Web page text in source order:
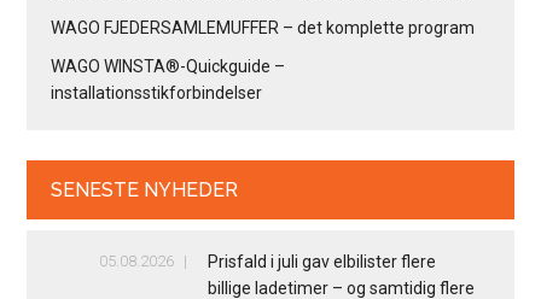
WAGO FJEDERSAMLEMUFFER – det komplette program
WAGO WINSTA®-Quickguide –
installationsstikforbindelser
SENESTE NYHEDER
05.08.2026
Prisfald i juli gav elbilister flere
billige ladetimer – og samtidig flere